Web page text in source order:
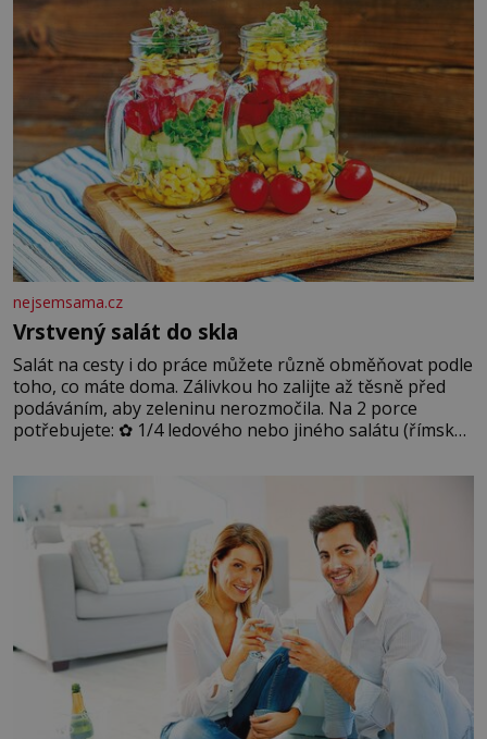
podmínkám. Sucho, prosolené písky a extrémně
nejsemsama.cz
Vrstvený salát do skla
Salát na cesty i do práce můžete různě obměňovat podle
toho, co máte doma. Zálivkou ho zalijte až těsně před
podáváním, aby zeleninu nerozmočila. Na 2 porce
potřebujete: ✿ 1/4 ledového nebo jiného salátu (římský
okurky ✿ 2 rajčata Zálivka: ✿ 4 lžíce olivového oleje ✿ 1
lžíci citronové šťávy ✿ ½ stroužku